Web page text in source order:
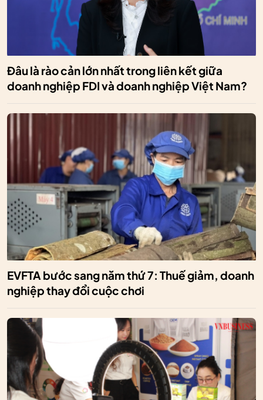
Đâu là rào cản lớn nhất trong liên kết giữa
doanh nghiệp FDI và doanh nghiệp Việt Nam?
EVFTA bước sang năm thứ 7: Thuế giảm, doanh
nghiệp thay đổi cuộc chơi